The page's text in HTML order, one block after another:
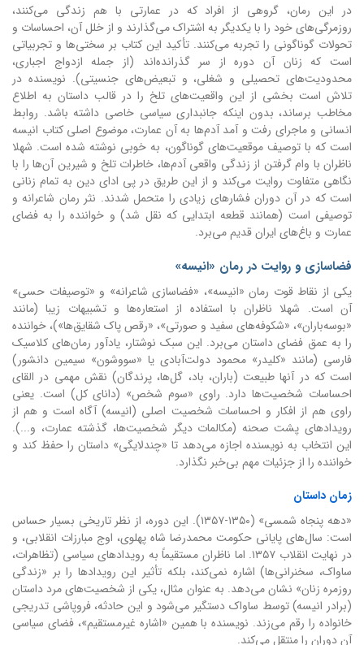
در این رمان، گروهی از افراد که در عمارتی با هم زندگی می‌کنند،
روزمرگی‌های خود را با یکدیگر به اشتراک می‌گذارند و از خلل آن، احساسات و
تحولات گوناگونی را تجربه می‌کنند. تأکید این کتاب بر سختی‌ها و تجربیاتی
است که زنان آن دوره از سر گذرانده‌اند (از جمله ازدواج اجباری،
محدودیت‌های تحصیلی و شغلی، و تبعیض‌های جنسیتی). نویسنده در
تلاش است بخشی از این واقعیت‌های تلخ را در قالب داستان به اطلاع
مخاطب برساند، بدون اینکه جانبداری سیاسی خاصی داشته باشد. روابط
انسانی و ماجرای رفت و آمد آدم‌ها به آن عمارت، موضوع اصلی کتاب انیسه
است که با توصیف موقعیت‌های گوناگون، به خوبی نوشته شده است. شهلا
ناظران با وام گرفتن از زندگی واقعی آدم‌ها، خاطرات تلخ و شیرین آن‌ها را با
نگاهی متفاوت روایت می‌کند و از این طریق در پی ادای دین به تمام زنانی
است که در آن دوران فشارهای زیادی را متحمل شدند. نثر رمان شاعرانه و
توصیفی است (همانند قطعه ابتدایی که نقل شد) و خواننده را به فضای
عمارت و باغ‌های ایران قدیم می‌برد.
فضاسازی و روایت در رمان «انیسه»
یکی از نقاط قوت رمان «انیسه»، «فضاسازی شاعرانه» و «توصیفات حسی»
آن است. شهلا ناظران با استفاده از استعاره‌ها و تشبیهات زیبا (مانند
«بوسه‌باران»، «شکوفه‌های سفید و صورتی»، «رقص پاک شقایق‌ها»)، خواننده
را به عمق فضای داستان می‌برد. این سبک نوشتار، یادآور رمان‌های کلاسیک
فارسی (مانند «کلیدر» محمود دولت‌آبادی یا «سووشون» سیمین دانشور)
است که در آنها طبیعت (باران، باد، گل‌ها، پرندگان) نقش مهمی در القای
احساسات شخصیت‌ها دارد. راوی «سوم شخص» (دانای کل) است. یعنی
راوی هم از افکار و احساسات شخصیت اصلی (انیسه) آگاه است و هم از
رویدادهای پشت صحنه (مکالمات دیگر شخصیت‌ها، گذشته عمارت، و...).
این انتخاب به نویسنده اجازه می‌دهد تا «چندلایگی» داستان را حفظ کند و
خواننده را از جزئیات مهم بی‌خبر نگذارد.
زمان داستان
«دهه پنجاه شمسی» (۱۳۵۰-۱۳۵۷). این دوره، از نظر تاریخی بسیار حساس
است: سال‌های پایانی حکومت محمدرضا شاه پهلوی، اوج مبارزات انقلابی، و
در نهایت انقلاب ۱۳۵۷. اما ناظران مستقیماً به رویدادهای سیاسی (تظاهرات،
ساواک، سخنرانی‌ها) اشاره نمی‌کند، بلکه تأثیر این رویدادها را بر «زندگی
روزمره زنان» نشان می‌دهد. به عنوان مثال، یکی از شخصیت‌های مرد داستان
(برادر انیسه) توسط ساواک دستگیر می‌شود و این حادثه، فروپاشی تدریجی
خانواده را رقم می‌زند. نویسنده با همین «اشاره غیرمستقیم»، فضای سیاسی
آن دوران را منتقل می‌کند.